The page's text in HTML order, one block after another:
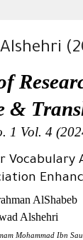
&
1 Vol. 4
Vocabulary
AlShabeb
Alshehri
Mohammad Ibn